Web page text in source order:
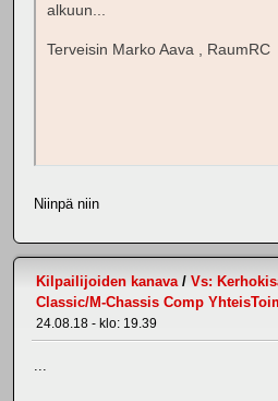
alkuun...
Terveisin Marko Aava , RaumRC
Niinpä niin
Kilpailijoiden kanava/ Vs:
Classic/M-Chassis Comp
24.08.18 - klo: 19.39